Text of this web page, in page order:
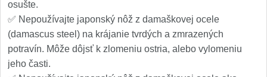
osušte.
✅ Nepoužívajte japonský nôž z damaškovej ocele
(damascus steel) na krájanie tvrdých a zmrazených
potravín. Môže dôjsť k zlomeniu ostria, alebo vylomeniu
jeho časti.